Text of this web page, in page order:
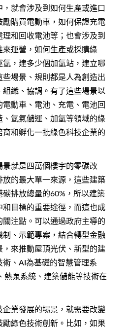
就會涉及到如何生產或進口
勵購買電動車，如何保證充電
和回收電池等；也會涉及到
運營，如何生產或採購綠
，建多少個加氫站，建立哪
場景、規則都是人為創造出
織、協調。有了這些場景以
動車、電池、充電、電池回
、氫氣儲運、加氫等領域的綠
和孵化一批綠色科技企業的
就是四萬個樓宇的零碳改
的最大單一來源，這些建築
碳排放總量的60% ，所以建築
目標的重要途徑，而這也成
注點。可以通過政府主導的
、示範專案，結合轉型金融
，來推動屋頂光伏、新型的建
術、AI為基礎的智慧管理系
熱泵系統、建築儲能等技術在
業發展的場景，就需要改變
勵綠色技術創新。比如，如果